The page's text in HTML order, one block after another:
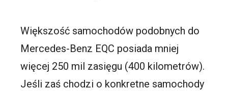
Większość samochodów podobnych do
Mercedes-Benz EQC posiada mniej
więcej 250 mil zasięgu (400 kilometrów).
Jeśli zaś chodzi o konkretne samochody